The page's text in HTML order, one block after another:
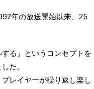
年の放送開始以来、25
る」というコンセプトを
た。
レイヤーが繰り返し楽し